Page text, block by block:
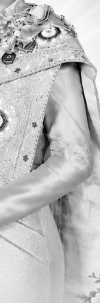
ามโปร่งใสภายในหน่ว
ามโปร่งใสภายในหน่วย
ณธรรมและความโปร่ง
ส ขององค์การบริหารส่
งบประมาณ 2566